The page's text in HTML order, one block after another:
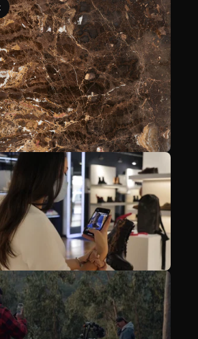
Voir plus